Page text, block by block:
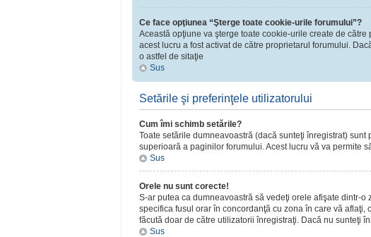
Ce face opţiunea “Şterge toate cookie-urile forumului”?
Această opţiune va şterge toate cookie-urile create de
acest lucru a fost activat de către proprietarul forumului.
o astfel de sitaţie
Sus
Setările şi preferinţele utilizatorului
Cum îmi schimb setările?
Toate setările dumneavoastră (dacă sunteţi înregistrat)
superioară a paginilor forumului. Acest lucru vă va permite
Sus
Orele nu sunt corecte!
S-ar putea ca dumneavoastră să vedeţi orele afişate dintr-
specifica fusul orar în concordanţă cu zona în care vă aflaţi,
făcută doar de către utilizatorii înregistraţi. Dacă nu sunteţi
Sus